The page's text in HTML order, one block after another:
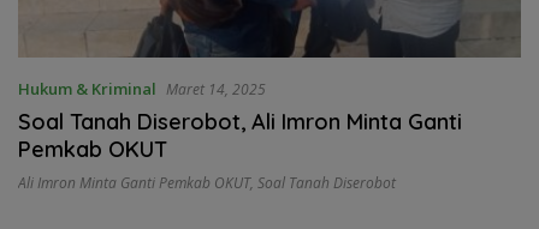
Hukum & Kriminal Maret 14, 2025
Soal Tanah Diserobot, Ali Imron Minta Ganti
Pemkab OKUT
Ali Imron Minta Ganti Pemkab OKUT, Soal Tanah Diserobot